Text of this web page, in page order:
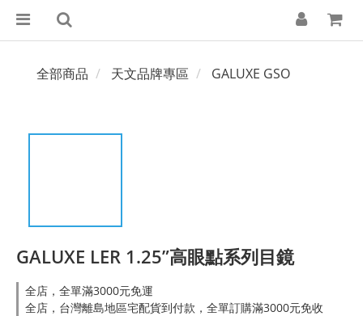
全部商品 天文品牌專區 GALUXE GSO
GALUXE LER 1.25”高眼點系列目鏡
全店，全單滿3000元免運
全店，台灣離島地區宅配貨到付款，全單訂購滿3000元免收